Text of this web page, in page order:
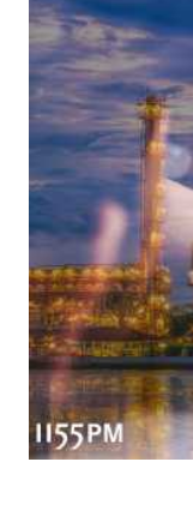
Abläufe
optimieren
Warum
Claim
Lernen
Treffen
1155PM
Wissen
Vertrauen